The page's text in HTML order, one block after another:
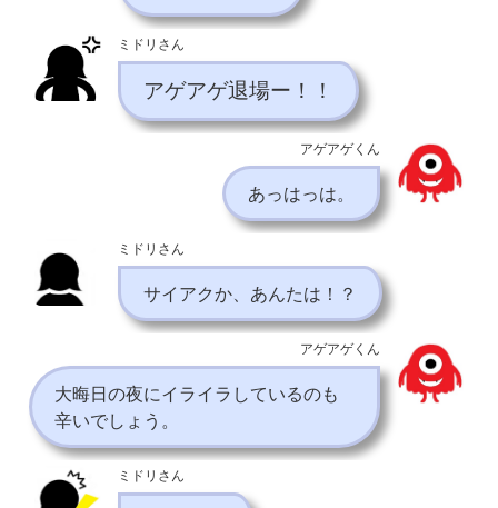
ミドリさん
アゲアゲ退場ー！！
アゲアゲくん
あっはっは。
ミドリさん
サイアクか、あんたは！？
アゲアゲくん
大晦日の夜にイライラしているのも
辛いでしょう。
ミドリさん